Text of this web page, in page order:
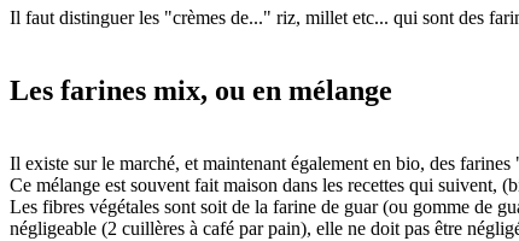
Il faut distinguer les "crèmes de..." riz, millet etc... qui sont des
Les farines mix, ou en mélange
Il existe sur le marché, et maintenant également en bio, des
Ce mélange est souvent fait maison dans les recettes qui suivent,
Les fibres végétales sont soit de la farine de guar (ou gomme de
négligeable (2 cuillères à café par pain), elle ne doit pas être